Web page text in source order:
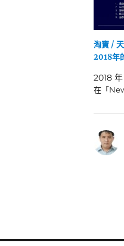
淘寶 /
2018年
2018 年
在「